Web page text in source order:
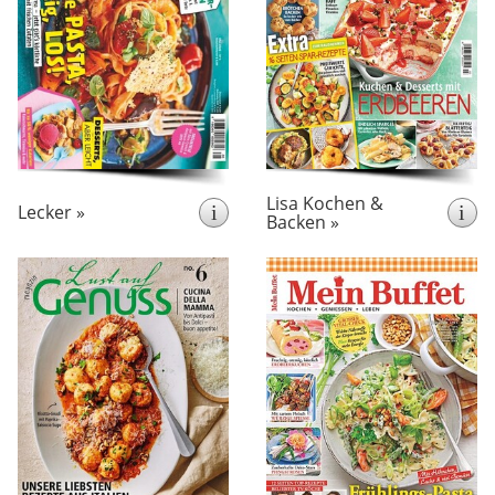
Lecker » i
Rezepten, die gelingen und
Lust auf mehr machen.
Präsentiert werden sowohl
die Küchenklassiker als
auch die Trends der jungen
Küche.
Lisa Kochen &
Backen » i
gerne mit Spaß kochen und
backen und mit Genuss
essen. „Lisa Kochen &
Backen” liefert
praktische
Tipps
für das Kochen im
Alltag und
stellt eine Fülle
von guten Rezepten vor
.
erscheint 13x pro Jahr
Lust auf Genuss ist das
etwas andere
Kochmagazin.
Alle 4
Wochen werden Rezepte
und Anregungen zur
saisonalen Küche aus aller
Welt vorgestellt. Ob
erscheint monatlich
Mein Buffet ist die
Zeitschrift zu den
beliebtesten kulinarischen
TV-Sendungen.
Das
Magazin Mein Buffet
enthält neben köstlichen
Rezepten zum Nachkochen